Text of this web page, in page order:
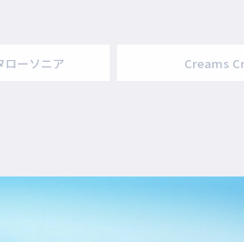
ローソニア Creams